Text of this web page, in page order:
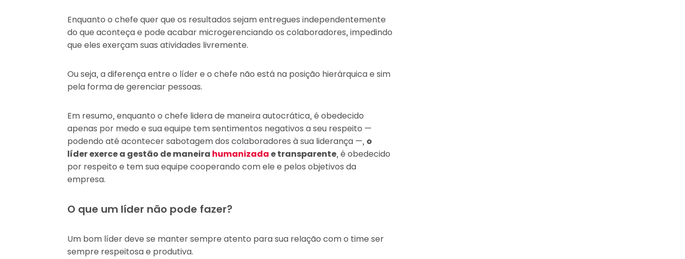
Enquanto o chefe quer que os resultados sejam entregues independentemente
do que aconteça e pode acabar microgerenciando os colaboradores, impedindo
que eles exerçam suas atividades livremente.
Ou seja, a diferença entre o líder e o chefe não está na posição hierárquica e sim
pela forma de gerenciar pessoas.
Em resumo, enquanto o chefe lidera de maneira autocrática, é obedecido
apenas por medo e sua equipe tem sentimentos negativos a seu respeito —
podendo até acontecer sabotagem dos colaboradores à sua liderança —, o
líder exerce a gestão de maneira humanizada e transparente, é obedecido
por respeito e tem sua equipe cooperando com ele e pelos objetivos da
empresa.
O que um líder não pode fazer?
Um bom líder deve se manter sempre atento para sua relação com o time ser
sempre respeitosa e produtiva.